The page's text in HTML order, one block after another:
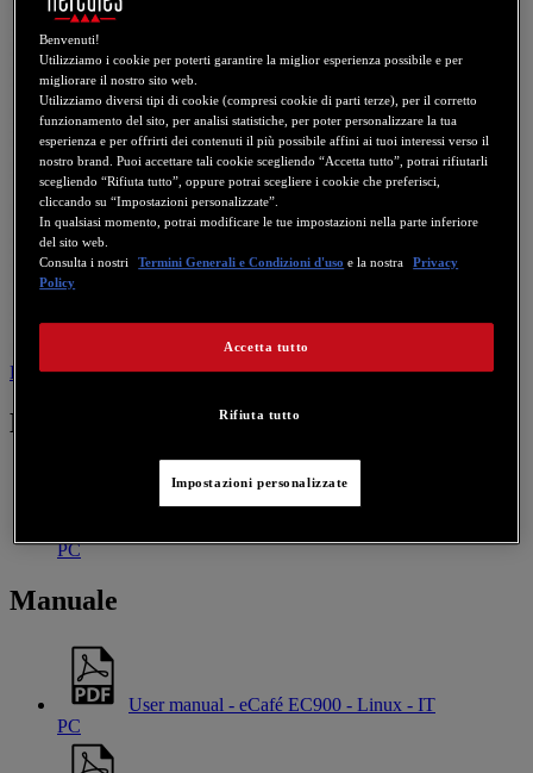
Driver Manuale Contattaci per questo prodotto
Driver
PC
Manuale
User manual - eCafé EC900 - Linux - IT
PC
Benvenuti!
Utilizziamo i cookie per poterti garantire la miglior esperienza possibile e per
migliorare il nostro sito web.
Utilizziamo diversi tipi di cookie (compresi cookie di parti terze), per il corretto
funzionamento del sito, per analisi statistiche, per poter personalizzare la tua
esperienza e per offrirti dei contenuti il più possibile affini ai tuoi interessi verso il
nostro brand. Puoi accettare tali cookie scegliendo “Accetta tutto”, potrai rifiutarli
scegliendo “Rifiuta tutto”, oppure potrai scegliere i cookie che preferisci,
cliccando su “Impostazioni personalizzate”.
In qualsiasi momento, potrai modificare le tue impostazioni nella parte inferiore
del sito web.
Consulta i nostri
Termini Generali e Condizioni d'uso e la nostra
Privacy
Policy
Rifiuta tutto
Accetta tutto
Impostazioni personalizzate